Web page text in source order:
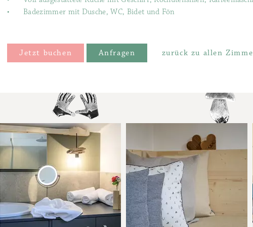
•
Badezimmer mit Dusche, WC, Bidet und Fön
Jetzt buchen Anfragen zurück zu allen